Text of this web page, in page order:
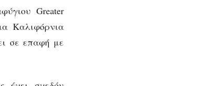
Greater
Καλιφόρνια
σε επαφή με